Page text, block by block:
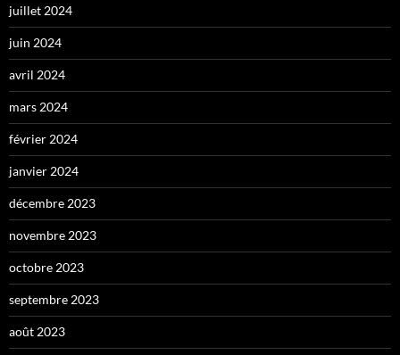
juillet 2024
juin 2024
avril 2024
mars 2024
février 2024
janvier 2024
décembre 2023
novembre 2023
octobre 2023
septembre 2023
août 2023